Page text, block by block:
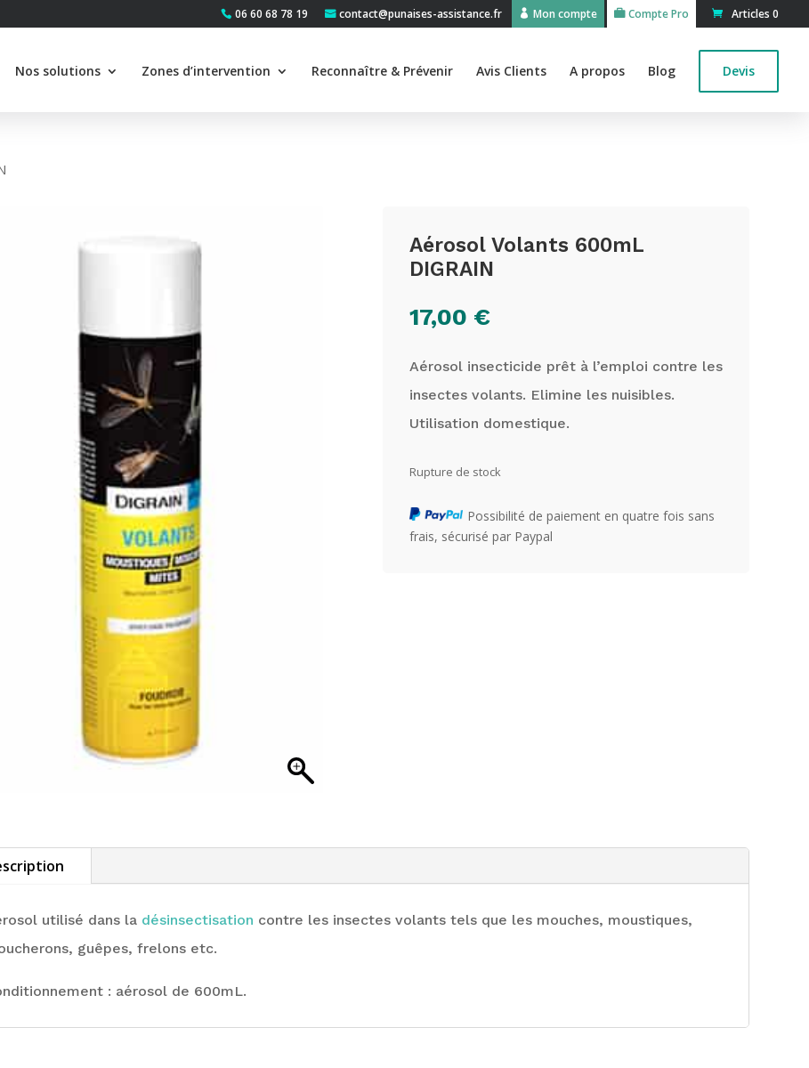
06 60 68 78 19 contact@punaises-assistance.fr Mon compte Compte Pro Articles 0
Nos solutions Zones d’intervention Reconnaître & Prévenir Avis Clients A propos Blog Devis
Aérosol Volants 600mL
DIGRAIN
17,00 €
Aérosol insecticide prêt à l’emploi contre les
insectes volants. Elimine les nuisibles.
Utilisation domestique.
Rupture de stock
Possibilité de paiement en quatre fois sans
frais, sécurisé par Paypal
utilisé dans la désinsectisation contre les insectes volants tels que les mouches, moustiques,
guêpes, frelons etc.
: aérosol de 600mL.